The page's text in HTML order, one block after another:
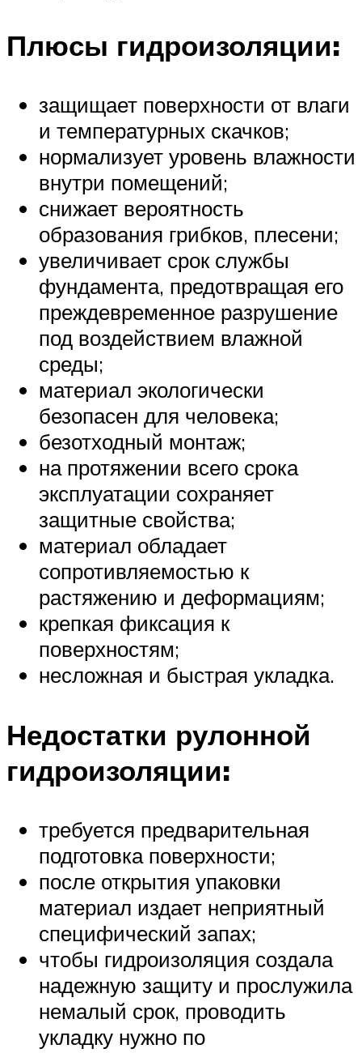
Плюсы гидроизоляции:
защищает поверхности от влаги
и температурных скачков;
нормализует уровень влажности
внутри помещений;
снижает вероятность
образования грибков, плесени;
увеличивает срок службы
фундамента, предотвращая его
преждевременное разрушение
под воздействием влажной
среды;
материал экологически
безопасен для человека;
безотходный монтаж;
на протяжении всего срока
эксплуатации сохраняет
защитные свойства;
материал обладает
сопротивляемостью к
растяжению и деформациям;
крепкая фиксация к
поверхностям;
несложная и быстрая укладка.
Недостатки рулонной
гидроизоляции:
требуется предварительная
подготовка поверхности;
после открытия упаковки
материал издает неприятный
специфический запах;
чтобы гидроизоляция создала
надежную защиту и прослужила
немалый срок, проводить
укладку нужно по